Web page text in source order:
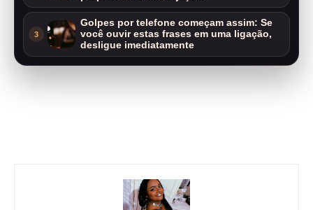
3
Golpes por telefone começam assim: Se
você ouvir estas frases em uma ligação,
desligue imediatamente